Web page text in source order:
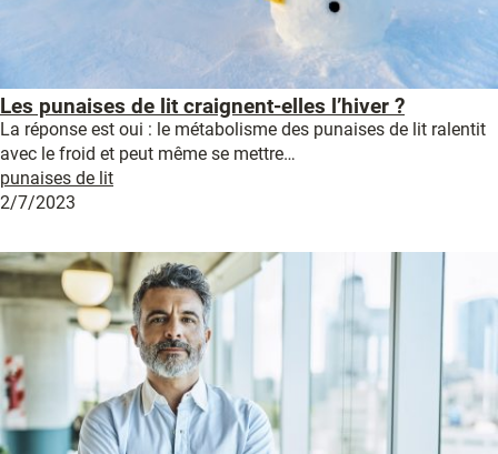
Les punaises de lit craignent-elles l’hiver ?
La réponse est oui : le métabolisme des punaises de lit ralentit
avec le froid et peut même se mettre…
punaises de lit
2/7/2023